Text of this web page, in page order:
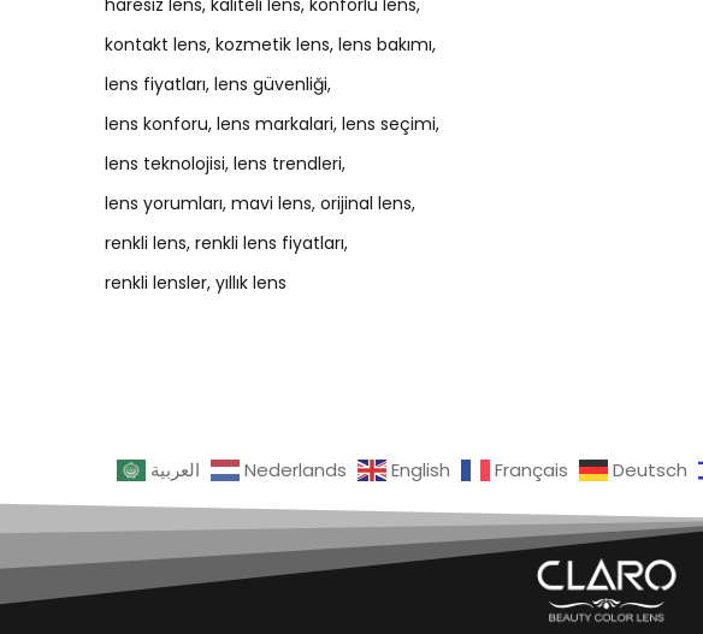
haresiz lens kaliteli lens konforlu lens
kontakt lens kozmetik lens lens bakımı
lens fiyatları lens güvenliği
lens konforu lens markalari lens seçimi
lens teknolojisi lens trendleri
lens yorumları mavi lens orijinal lens
renkli lens renkli lens fiyatları
renkli lensler yıllık lens
العربية Nederlands English Français Deutsch